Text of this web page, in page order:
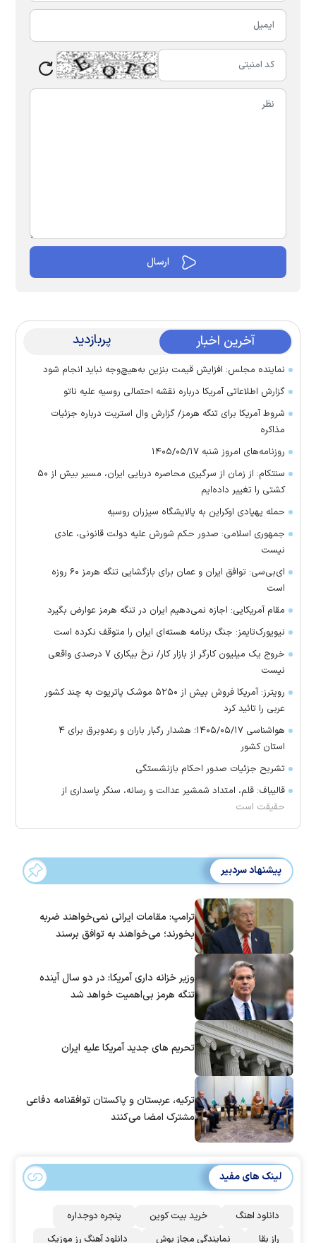
آخرین اخبار پربازدید
نماینده مجلس: افزایش قیمت بنزین به‌هیچ‌وجه نباید انجام شود
گزارش اطلاعاتی آمریکا درباره نقشه احتمالی روسیه علیه ناتو
شروط آمریکا برای تنگه هرمز/ گزارش وال استریت درباره جزئیات
مذاکره
روزنامه‌های امروز شنبه ۱۴۰۵/۰۵/۱۷
سنتکام: از زمان از سرگیری محاصره دریایی ایران، مسیر بیش از ۵۰
کشتی را تغییر داده‌ایم
حمله پهپادی اوکراین به پالایشگاه سیزران روسیه
جمهوری اسلامی: صدور حکم شورش علیه دولت قانونی، عادی
نیست
ای‌بی‌سی: توافق ایران و عمان برای بازگشایی تنگه هرمز ۶۰ روزه
است
مقام آمریکایی: اجازه نمی‌دهیم ایران در تنگه هرمز عوارض بگیرد
نیویورک‌تایمز: جنگ برنامه هسته‌ای ایران را متوقف نکرده است
خروج یک میلیون کارگر از بازار کار/ نرخ بیکاری ۷ درصدی واقعی
نیست
رویترز: آمریکا فروش بیش از ۵۲۵۰ موشک پاتریوت به چند کشور
عربی را تائید کرد
هواشناسی ۱۴۰۵/۰۵/۱۷؛ هشدار رگبار باران و رعدوبرق برای ۴
استان کشور
تشریح جزئیات صدور احکام بازنشستگی
قالیباف: قلم، امتداد شمشیر عدالت و رسانه، سنگر پاسداری از
حقیقت است
پیشنهاد سردبیر
ترامپ: مقامات ایرانی نمی‌خواهند ضربه
بخورند؛ می‌خواهند به توافق برسند
وزیر خزانه داری آمریکا: در دو سال آینده
تنگه هرمز بی‌اهمیت خواهد شد
تحریم های جدید آمریکا علیه ایران
ترکیه، عربستان و پاکستان توافقنامه دفاعی
مشترک امضا می‌کنند
لینک های مفید
دانلود اهنگ خرید بیت کوین
پنجره دوجداره
راز بقا
نمایندگی مجاز بوش دانلود آهنگ رز‌ موزیک